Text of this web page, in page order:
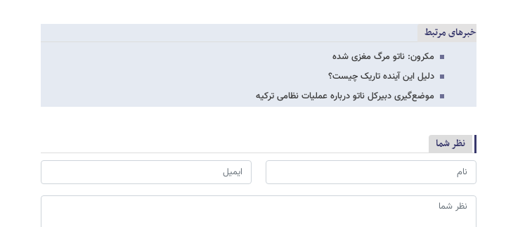
خبرهای مرتبط
مکرون: ناتو مرگ مغزی شده
دلیل این آینده تاریک چیست؟
موضع‌گیری دبیرکل ناتو درباره عملیات نظامی ترکیه
نظر شما